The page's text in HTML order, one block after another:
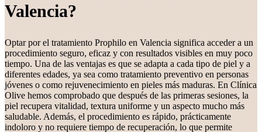
Valencia?
Optar por el tratamiento Prophilo en Valencia significa acceder a un
procedimiento seguro, eficaz y con resultados visibles en muy poco
tiempo. Una de las ventajas es que se adapta a cada tipo de piel y a
diferentes edades, ya sea como tratamiento preventivo en personas
jóvenes o como rejuvenecimiento en pieles más maduras. En Clínica
Olive hemos comprobado que después de las primeras sesiones, la
piel recupera vitalidad, textura uniforme y un aspecto mucho más
saludable. Además, el procedimiento es rápido, prácticamente
indoloro y no requiere tiempo de recuperación, lo que permite